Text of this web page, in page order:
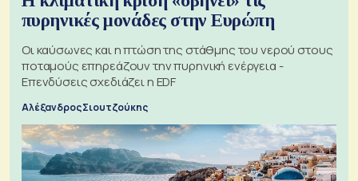
πυρηνικές μονάδες στην Ευρώπη
Οι καύσωνες και η πτώση της στάθμης του νερού στους
ποταμούς επηρεάζουν την πυρηνική ενέργεια -
Επενδύσεις σχεδιάζει η EDF
Αλέξανδρος Σιουτζούκης